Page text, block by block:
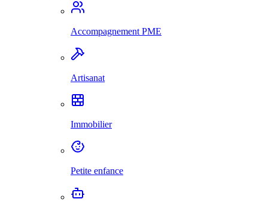
Accompagnement PME
Artisanat
Immobilier
Petite enfance